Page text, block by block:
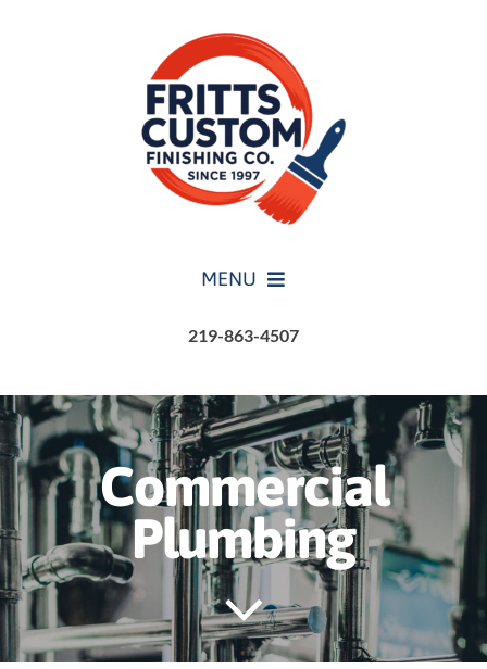
MENU
SERVICES
ABOUT
OUR WORK
CONTACT US
GET AN ESTIMATE
219-863-4507
Commercial
Plumbing